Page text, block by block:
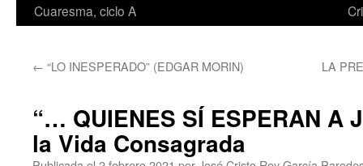
Cuaresma, ciclo A
← “LO INESPERADO” (EDGAR MORIN) LA
“… QUIENES SÍ ESPERAN A
la Vida Consagrada